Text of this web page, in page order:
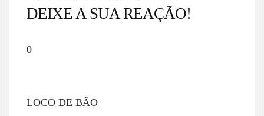
DEIXE A SUA REAÇÃO!
0
LOCO DE BÃO